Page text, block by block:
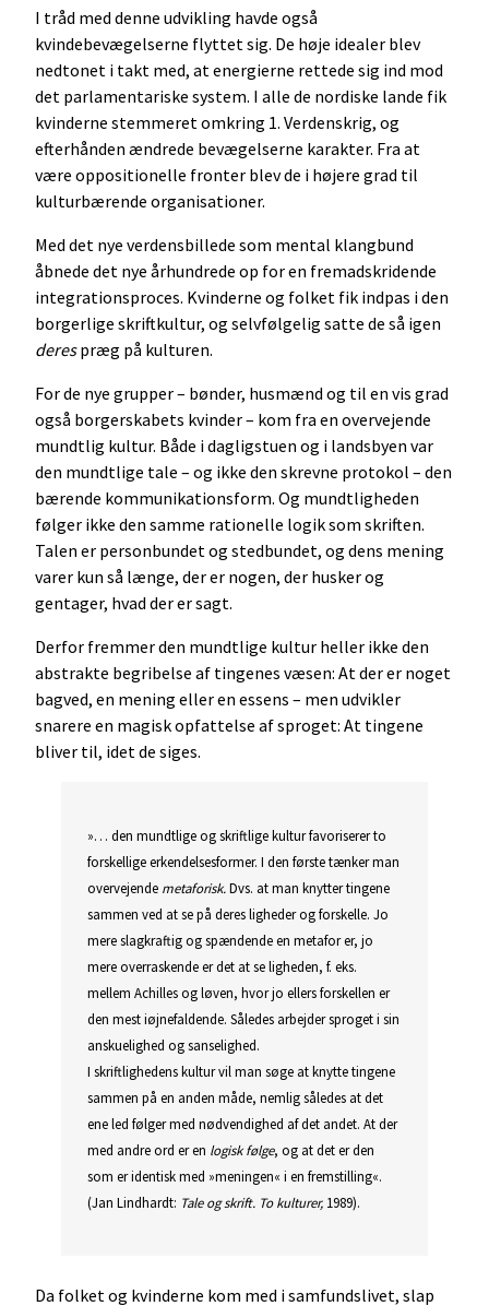
I tråd med denne udvikling havde også
kvindebevægelserne flyttet sig. De høje idealer blev
nedtonet i takt med, at energierne rettede sig ind mod
det parlamentariske system. I alle de nordiske lande fik
kvinderne stemmeret omkring 1. Verdenskrig, og
efterhånden ændrede bevægelserne karakter. Fra at
være oppositionelle fronter blev de i højere grad til
kulturbærende organisationer.
Med det nye verdensbillede som mental klangbund
åbnede det nye århundrede op for en fremadskridende
integrationsproces. Kvinderne og folket fik indpas i den
borgerlige skriftkultur, og selvfølgelig satte de så igen
derespræg på kulturen.
For de nye grupper – bønder, husmænd og til en vis grad
også borgerskabets kvinder – kom fra en overvejende
mundtlig kultur. Både i dagligstuen og i landsbyen var
den mundtlige tale – og ikke den skrevne protokol – den
bærende kommunikationsform. Og mundtligheden
følger ikke den samme rationelle logik som skriften.
Talen er personbundet og stedbundet, og dens mening
varer kun så længe, der er nogen, der husker og
gentager, hvad der er sagt.
Derfor fremmer den mundtlige kultur heller ikke den
abstrakte begribelse af tingenes væsen: At der er noget
bagved, en mening eller en essens – men udvikler
snarere en magisk opfattelse af sproget: At tingene
bliver til, idet de siges.
»… den mundtlige og skriftlige kultur favoriserer to
forskellige erkendelsesformer. I den første tænker man
overvejende metaforisk.Dvs. at man knytter tingene
sammen ved at se på deres ligheder og forskelle. Jo
mere slagkraftig og spændende en metafor er, jo
mere overraskende er det at se ligheden, f. eks.
mellem Achilles og løven, hvor jo ellers forskellen er
den mest iøjnefaldende. Således arbejder sproget i sin
anskuelighed og sanselighed.
I skriftlighedens kultur vil man søge at knytte tingene
sammen på en anden måde, nemlig således at det
ene led følger med nødvendighed af det andet. At der
med andre ord er en logisk følge, og at det er den
som er identisk med »meningen« i en fremstilling«.
(Jan Lindhardt: Tale og skrift. To kulturer, 1989).
Da folket og kvinderne kom med i samfundslivet, slap